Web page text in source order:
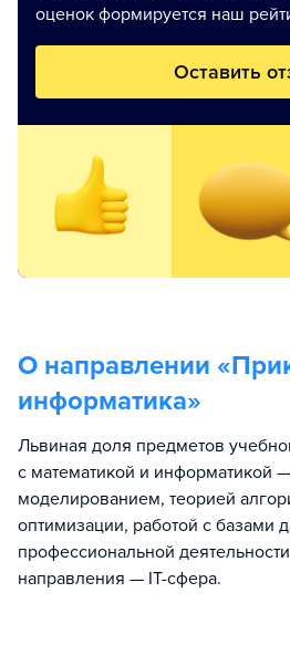
оценок формируется наш
Оставить
О направлении «
информатика»
Львиная доля предметов
с математикой и информатикой
моделированием, теорией
оптимизации, работой с базами
профессиональной
направления — IT-сфера.